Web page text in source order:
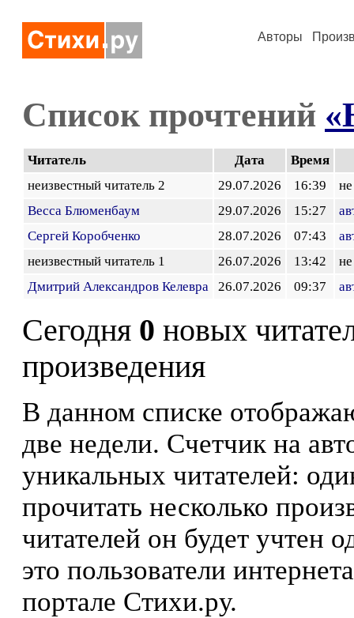
Авторы
Список прочтений
Читатель Дата
Время
неизвестный читатель 2
29.07.2026 16:39
Весса Блюменбаум
29.07.2026 15:27
Сергей Коробченко
28.07.2026 07:43
неизвестный читатель 1
26.07.2026 13:42
Дмитрий Александров Келевра
26.07.2026 09:37
Сегодня 0 новых
произведения
В данном списке
две недели. Счетчик на
уникальных читателей:
прочитать несколько
читателей он будет учтен
это пользователи
портале Стихи.ру.